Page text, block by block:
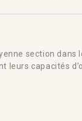
section
leurs capacités